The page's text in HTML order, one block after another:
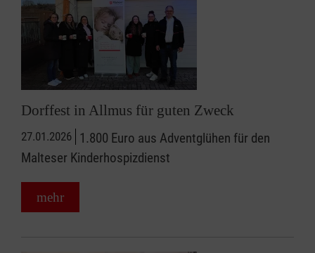
Dorffest in Allmus für guten Zweck
27.01.2026 1.800 Euro aus Adventglühen für den
Malteser Kinderhospizdienst
mehr